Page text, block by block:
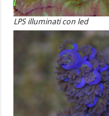
LPS illuminati con led